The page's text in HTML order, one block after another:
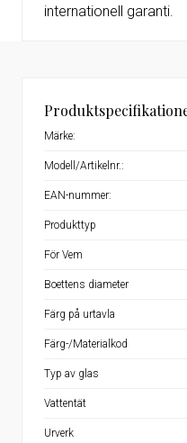
internationell garanti.
Märke:
Modell/Artikelnr.:
EAN-nummer:
Produkttyp
För Vem
Boettens diameter
Färg på urtavla
Färg-/Materialkod
Typ av glas
Vattentät
Urverk